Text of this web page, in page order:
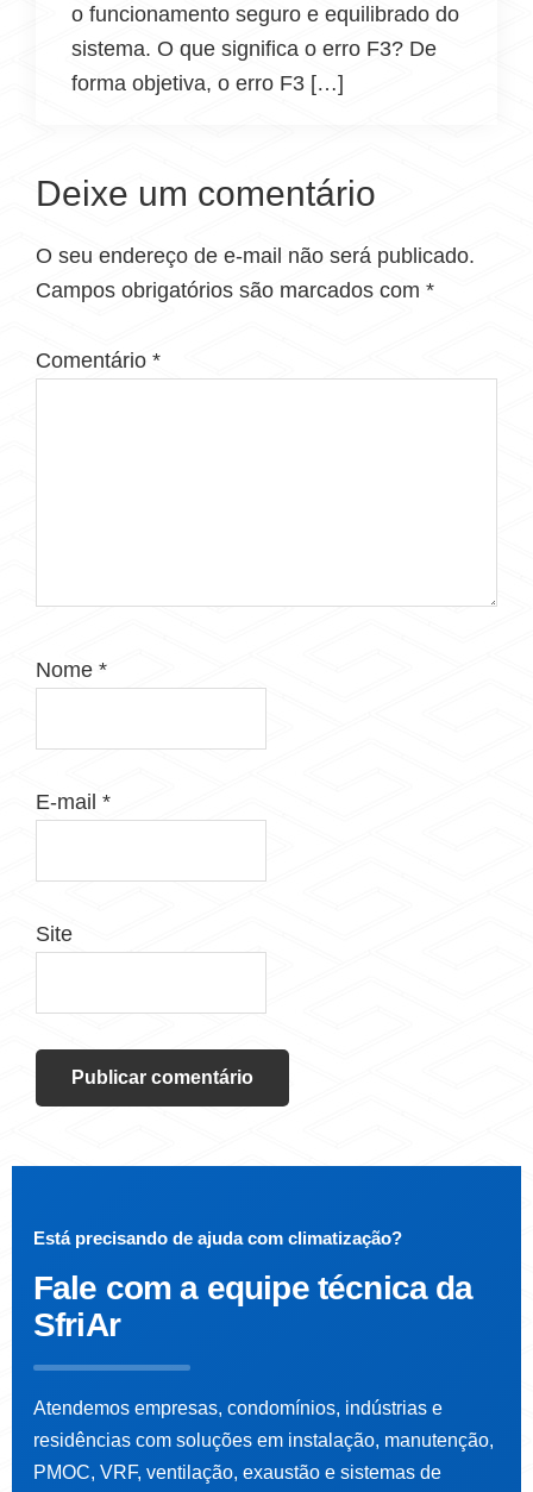
o funcionamento seguro e equilibrado do
sistema. O que significa o erro F3? De
forma objetiva, o erro F3 […]
Deixe um comentário
O seu endereço de e-mail não será publicado.
Campos obrigatórios são marcados com *
Comentário *
Nome *
E-mail *
Site
Está precisando de ajuda com climatização?
Fale com a equipe técnica da
SfriAr
Atendemos empresas, condomínios, indústrias e
residências com soluções em instalação, manutenção,
PMOC, VRF, ventilação, exaustão e sistemas de